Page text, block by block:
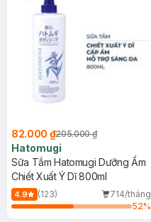
82.000 ₫205.000 ₫
Hatomugi
Sữa Tắm Hatomugi Dưỡng Ẩm
Chiết Xuất Ý Dĩ 800ml
4.9 (123)
714/tháng
52%